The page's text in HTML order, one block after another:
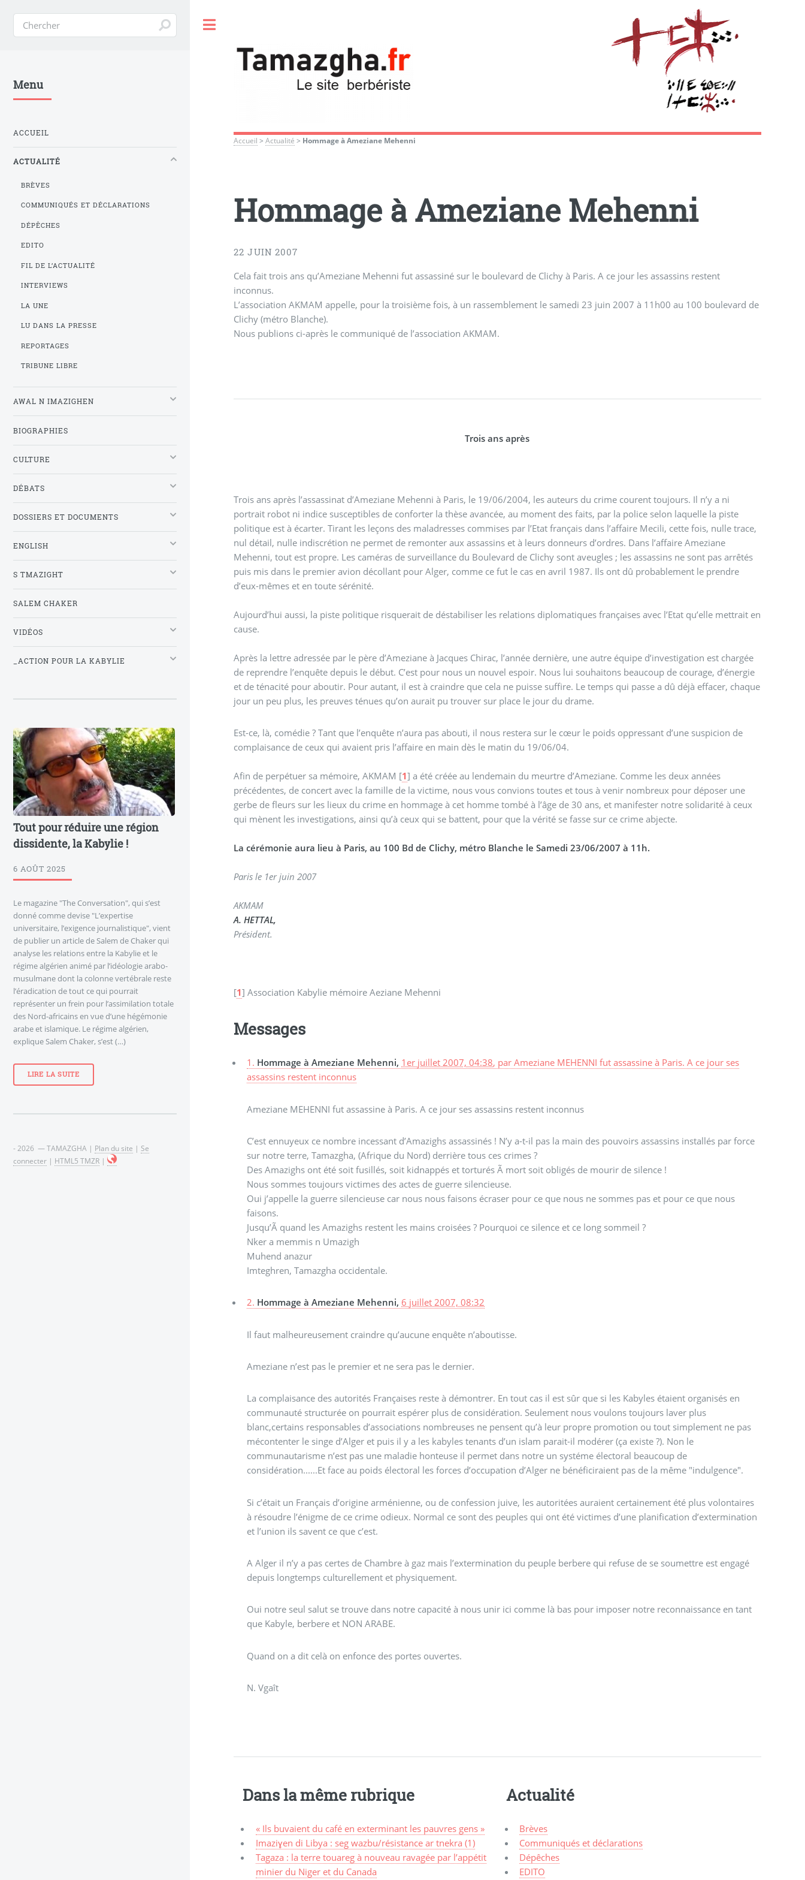
Accueil >Actualité > Hommage à Ameziane Mehenni
Hommage à Ameziane Mehenni
22 JUIN 2007
Cela fait trois ans qu’Ameziane Mehenni fut assassiné sur le boulevard de Clichy à Paris. A ce jour les assassins restent
inconnus.
L’association AKMAM appelle, pour la troisième fois, à un rassemblement le samedi 23 juin 2007 à 11h00 au 100 boulevard de
Clichy (métro Blanche).
Nous publions ci-après le communiqué de l’association AKMAM.
Trois ans après
Trois ans après l’assassinat d’Ameziane Mehenni à Paris, le 19/06/2004, les auteurs du crime courent toujours. Il n’y a ni
portrait robot ni indice susceptibles de conforter la thèse avancée, au moment des faits, par la police selon laquelle la piste
politique est à écarter. Tirant les leçons des maladresses commises par l’Etat français dans l’affaire Mecili, cette fois, nulle trace,
nul détail, nulle indiscrétion ne permet de remonter aux assassins et à leurs donneurs d’ordres. Dans l’affaire Ameziane
Mehenni, tout est propre. Les caméras de surveillance du Boulevard de Clichy sont aveugles ; les assassins ne sont pas arrêtés
puis mis dans le premier avion décollant pour Alger, comme ce fut le cas en avril 1987. Ils ont dû probablement le prendre
d’eux-mêmes et en toute sérénité.
Aujourd’hui aussi, la piste politique risquerait de déstabiliser les relations diplomatiques françaises avec l’Etat qu’elle mettrait en
cause.
Après la lettre adressée par le père d’Ameziane à Jacques Chirac, l’année dernière, une autre équipe d’investigation est chargée
de reprendre l’enquête depuis le début. C’est pour nous un nouvel espoir. Nous lui souhaitons beaucoup de courage, d’énergie
et de ténacité pour aboutir. Pour autant, il est à craindre que cela ne puisse suffire. Le temps qui passe a dû déjà effacer, chaque
jour un peu plus, les preuves ténues qu’on aurait pu trouver sur place le jour du drame.
Est-ce, là, comédie ? Tant que l’enquête n’aura pas abouti, il nous restera sur le cœur le poids oppressant d’une suspicion de
complaisance de ceux qui avaient pris l’affaire en main dès le matin du 19/06/04.
Afin de perpétuer sa mémoire, AKMAM [1] a été créée au lendemain du meurtre d’Ameziane. Comme les deux années
précédentes, de concert avec la famille de la victime, nous vous convions toutes et tous à venir nombreux pour déposer une
gerbe de fleurs sur les lieux du crime en hommage à cet homme tombé à l’âge de 30 ans, et manifester notre solidarité à ceux
qui mènent les investigations, ainsi qu’à ceux qui se battent, pour que la vérité se fasse sur ce crime abjecte.
La cérémonie aura lieu à Paris, au 100 Bd de Clichy, métro Blanche le Samedi 23/06/2007 à 11h.
Paris le 1er juin 2007
AKMAM
A. HETTAL,
Président.
[1]Association Kabylie mémoire Aeziane Mehenni
Messages
1. Hommage à Ameziane Mehenni, 1er juillet 2007, 04:38, parAmeziane MEHENNI fut assassine à Paris. A ce jour ses
assassins restent inconnus
Ameziane MEHENNI fut assassine à Paris. A ce jour ses assassins restent inconnus
C’est ennuyeux ce nombre incessant d’Amazighs assassinés ! N’y a-t-il pas la main des pouvoirs assassins installés par force
sur notre terre, Tamazgha, (Afrique du Nord) derrière tous ces crimes ?
Des Amazighs ont été soit fusillés, soit kidnappés et torturés Ã mort soit obligés de mourir de silence !
Nous sommes toujours victimes des actes de guerre silencieuse.
Oui j’appelle la guerre silencieuse car nous nous faisons écraser pour ce que nous ne sommes pas et pour ce que nous
faisons.
Jusqu’Ã quand les Amazighs restent les mains croisées ? Pourquoi ce silence et ce long sommeil ?
Nker a memmis n Umazigh
Muhend anazur
Imteghren, Tamazgha occidentale.
2. Hommage à Ameziane Mehenni, 6 juillet 2007, 08:32
Il faut malheureusement craindre qu’aucune enquête n’aboutisse.
Ameziane n’est pas le premier et ne sera pas le dernier.
La complaisance des autorités Françaises reste à démontrer. En tout cas il est sûr que si les Kabyles étaient organisés en
communauté structurée on pourrait espérer plus de considération. Seulement nous voulons toujours laver plus
blanc,certains responsables d’associations nombreuses ne pensent qu’à leur propre promotion ou tout simplement ne pas
mécontenter le singe d’Alger et puis il y a les kabyles tenants d’un islam parait-il modérer (ça existe ?). Non le
communautarisme n’est pas une maladie honteuse il permet dans notre un systéme électoral beaucoup de
considération......Et face au poids électoral les forces d’occupation d’Alger ne bénéficiraient pas de la même "indulgence".
Si c’était un Français d’origine arménienne, ou de confession juive, les autoritées auraient certainement été plus volontaires
à résoudre l’énigme de ce crime odieux. Normal ce sont des peuples qui ont été victimes d’une planification d’extermination
et l’union ils savent ce que c’est.
A Alger il n’y a pas certes de Chambre à gaz mais l’extermination du peuple berbere qui refuse de se soumettre est engagé
depuis longtemps culturellement et physiquement.
Oui notre seul salut se trouve dans notre capacité à nous unir ici comme là bas pour imposer notre reconnaissance en tant
que Kabyle, berbere et NON ARABE.
Quand on a dit celà on enfonce des portes ouvertes.
N. Vgaît
Dans la même rubrique
« Ils buvaient du café en exterminant les pauvres gens »
Imaziɣen di Libya : seg wazbu/résistance ar tnekra (1)
Tagaza : la terre touareg à nouveau ravagée par l’appétit
minier du Niger et du Canada
Actualité
Brèves
Communiqués et déclarations
Dépêches
EDITO
Menu
ACCUEIL
ACTUALITÉ
BRÈVES
COMMUNIQUÉS ET DÉCLARATIONS
DÉPÊCHES
EDITO
FIL DE L’ACTUALITÉ
INTERVIEWS
LA UNE
LU DANS LA PRESSE
REPORTAGES
TRIBUNE LIBRE
AWAL N IMAZIGHEN
BIOGRAPHIES
CULTURE
DÉBATS
DOSSIERS ET DOCUMENTS
ENGLISH
S TMAZIGHT
SALEM CHAKER
VIDÉOS
_ACTION POUR LA KABYLIE
Tout pour réduire une région
dissidente, la Kabylie !
6 AOÛT 2025
Le magazine "The Conversation", qui s’est
donné comme devise "L’expertise
universitaire, l’exigence journalistique", vient
de publier un article de Salem de Chaker qui
analyse les relations entre la Kabylie et le
régime algérien animé par l’idéologie arabo-
musulmane dont la colonne vertébrale reste
l’éradication de tout ce qui pourrait
représenter un frein pour l’assimilation totale
des Nord-africains en vue d’une hégémonie
arabe et islamique. Le régime algérien,
explique Salem Chaker, s’est (…)
LIRE LA SUITE
- 2026 — TAMAZGHA | Plan du site | Se
connecter | HTML5 TMZR |